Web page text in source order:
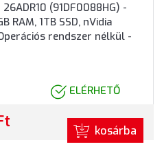
(91DF0088HG) -
RAM, 1TB SSD, nVidia
rendszer nélkül -
év garancia, Szürke
ELÉRHETŐ
kosárba